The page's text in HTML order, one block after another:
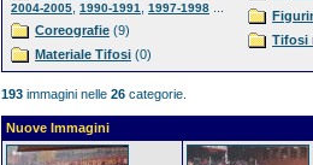
2004-2005 1990-1991 1997-1998
Coreografie (9)
Materiale Tifosi (0)
Tifosi
193 immagini nelle 26 categorie.
Nuove Immagini